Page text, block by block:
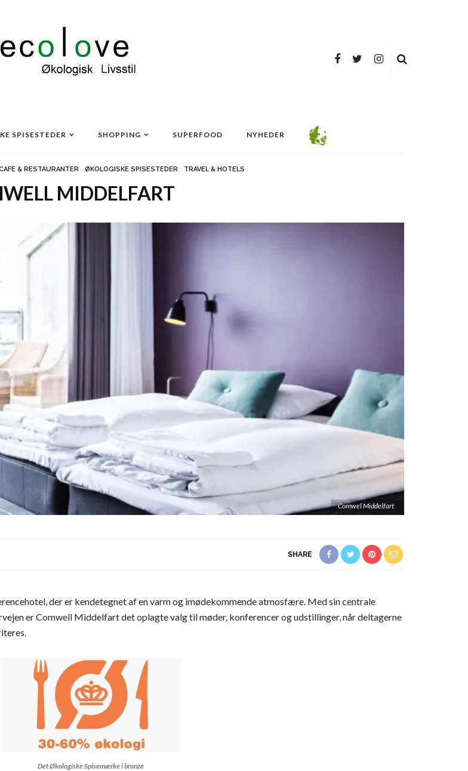
SPISESTEDER SHOPPING SUPERFOOD NYHEDER
& RESTAURANTER ØKOLOGISKE SPISESTEDER TRAVEL & HOTELS
MIDDELFART
Comwel Middelfart
SHARE
der er kendetegnet af en varm og imødekommende atmosfære. Med sin centrale
er Comwell Middelfart det oplagte valg til møder, konferencer og udstillinger, når deltagerne
Det Økologiske Spisemærke i bronze